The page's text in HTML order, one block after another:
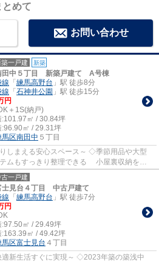
めて
お問い合わせ
一戸建 新築
田中５丁目 新築戸建て A号棟
線 「練馬高野台 」駅 徒歩8分
線 「石神井公園 」駅 徒歩15分
円
＋1S(納戸)
101.97㎡ / 30.84坪
96.90㎡ / 29.31坪
馬区南田中 ５丁目
安心スペース～ ◇季節用品や大型
ムもすっきり整理できる 小屋裏収納を完
、生活空間を広...
一戸建
士見台４丁目 中古戸建て
線 「練馬高野台 」駅 徒歩7分
円
97.50㎡ / 29.49坪
163.39㎡ / 49.42坪
馬区富士見台 ４丁目
に実現～ ◇2023年築の築浅中